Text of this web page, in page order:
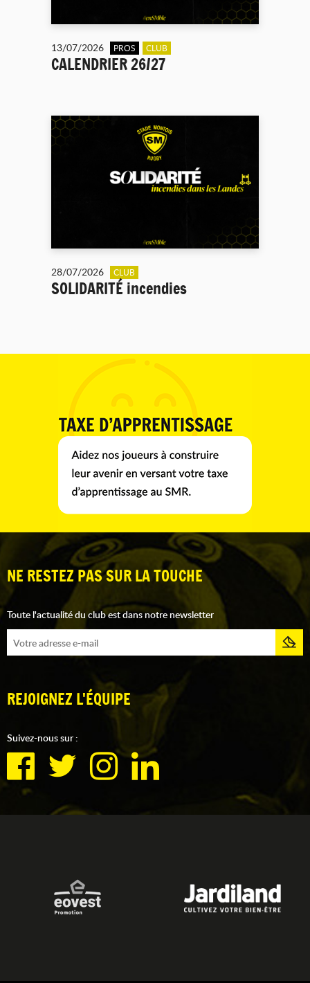
13/07/2026 PROS CLUB
CALENDRIER 26/27
28/07/2026 CLUB
SOLIDARITÉ incendies
NE RESTEZ PAS SUR LA TOUCHE
Toute l'actualité du club est dans notre newsletter
REJOIGNEZ L'ÉQUIPE
Suivez-nous sur :